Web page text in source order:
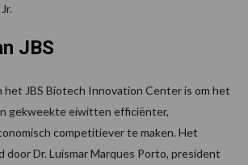
JBS
het JBS Biotech Innovation Center is om het
gekweekte eiwitten efficiënter,
competitiever te maken. Het
Dr. Luismar Marques Porto, president